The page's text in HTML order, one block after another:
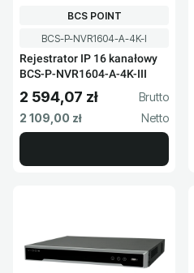
Kod produktu
BCS-P-NVR1604-A-4K-I
Rejestrator IP 16 kanałowy
BCS-P-NVR1604-A-4K-III
PRODUCENT
BCS POINT
Cena brutto
2 594,07 zł
Cena netto
2 109,00 zł